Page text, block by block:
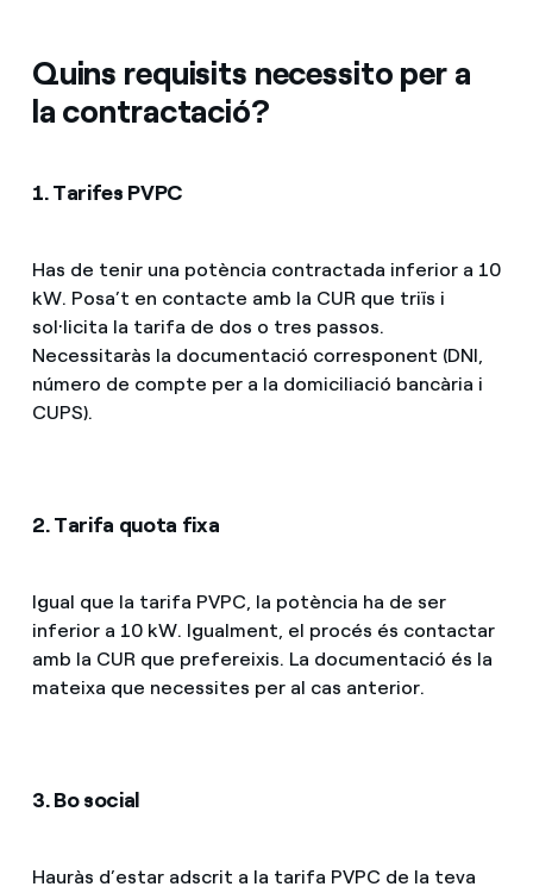
Quins requisits necessito per a
la contractació?
1. Tarifes PVPC
Has de tenir una potència contractada inferior a 10
kW. Posa’t en contacte amb la CUR que triïs i
sol·licita la tarifa de dos o tres passos.
Necessitaràs la documentació corresponent (DNI,
número de compte per a la domiciliació bancària i
CUPS).
2. Tarifa quota fixa
Igual que la tarifa PVPC, la potència ha de ser
inferior a 10 kW. Igualment, el procés és contactar
amb la CUR que prefereixis. La documentació és la
mateixa que necessites per al cas anterior.
3. Bo social
Hauràs d’estar adscrit a la tarifa PVPC de la teva